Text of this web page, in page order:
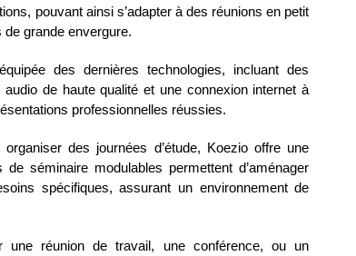
pouvant ainsi s’adapter à des réunions en petit
grande envergure.
des dernières technologies, incluant des
de haute qualité et une connexion internet à
professionnelles réussies.
des journées d’étude, Koezio offre une
séminaire modulables permettent d’aménager
spécifiques, assurant un environnement de
une réunion de travail, une conférence, ou un